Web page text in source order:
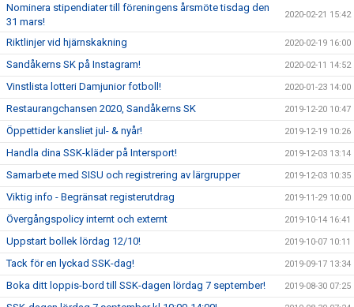
Nominera stipendiater till föreningens årsmöte tisdag den
31 mars!
2020-02-21 15:42
Riktlinjer vid hjärnskakning 2020-02-19 16:00
Sandåkerns SK på Instagram! 2020-02-11 14:52
Vinstlista lotteri Damjunior fotboll! 2020-01-23 14:00
Restaurangchansen 2020, Sandåkerns SK 2019-12-20 10:47
Öppettider kansliet jul- & nyår! 2019-12-19 10:26
Handla dina SSK-kläder på Intersport! 2019-12-03 13:14
Samarbete med SISU och registrering av lärgrupper 2019-12-03 10:35
Viktig info - Begränsat registerutdrag 2019-11-29 10:00
Övergångspolicy internt och externt 2019-10-14 16:41
Uppstart bollek lördag 12/10! 2019-10-07 10:11
Tack för en lyckad SSK-dag! 2019-09-17 13:34
Boka ditt loppis-bord till SSK-dagen lördag 7 september! 2019-08-30 07:25